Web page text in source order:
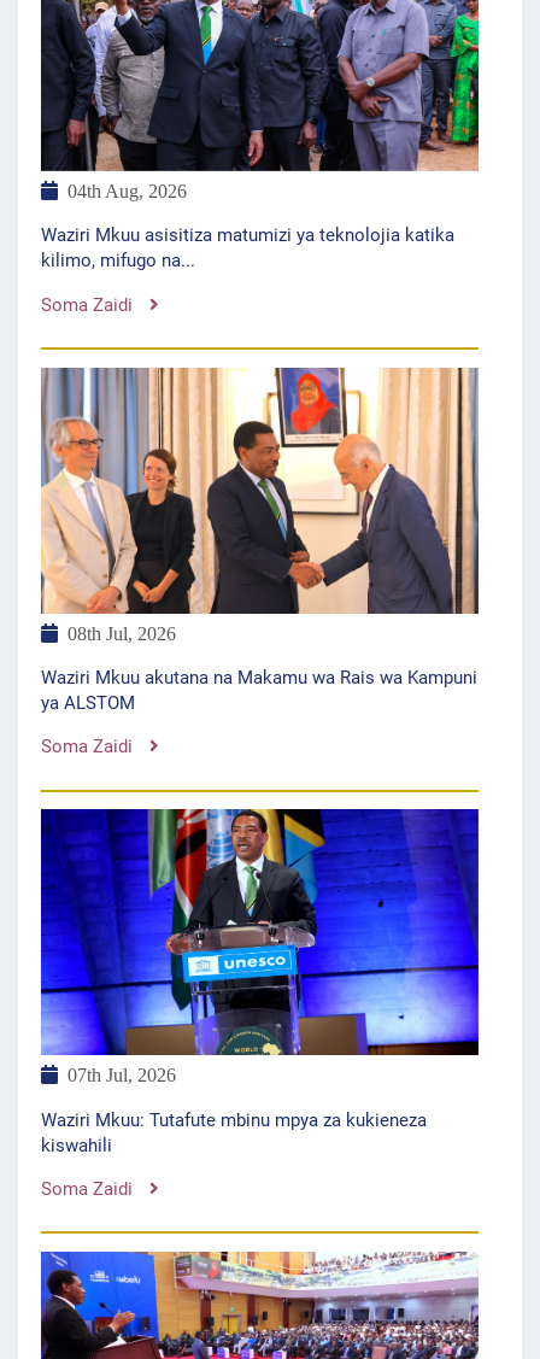
04th Aug, 2026
Waziri Mkuu asisitiza matumizi ya teknolojia katika
kilimo, mifugo na...
Soma Zaidi
08th Jul, 2026
Waziri Mkuu akutana na Makamu wa Rais wa Kampuni
ya ALSTOM
Soma Zaidi
07th Jul, 2026
Waziri Mkuu: Tutafute mbinu mpya za kukieneza
kiswahili
Soma Zaidi